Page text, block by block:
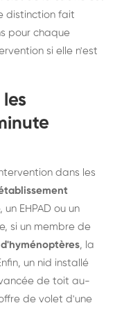
distinction fait
pour chaque
si elle n'est
dans les
EHPAD ou un
si un membre de
, la
un nid installé
de toit au-
de volet d'une